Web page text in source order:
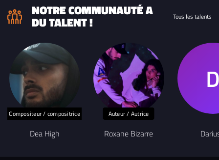
NOTRE COMMUNAUTÉ A
DU TALENT ! Tous les talents
Compositeur / compositrice
Dea High
Auteur / Autrice
Roxane Bizarre